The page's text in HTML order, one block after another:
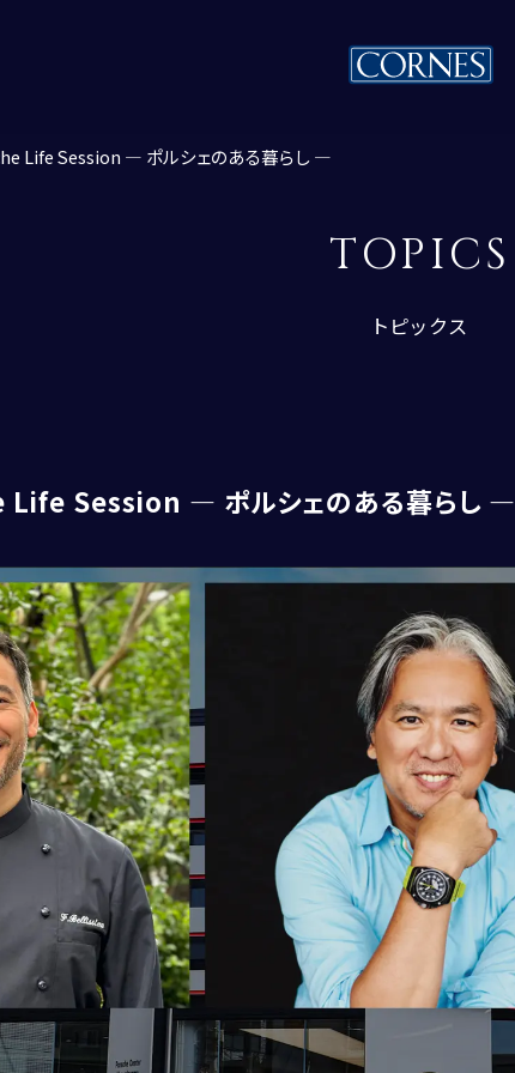
トピックス一覧
CORNES MOMENT
CORNES RACING
CORNES RESERVE
1861
THE MAGARIGAWA CLUB
Life Session ― ポルシェのある暮らし ―
TOPICS
トピックス
Life Session ― ポルシェのある暮らし ―